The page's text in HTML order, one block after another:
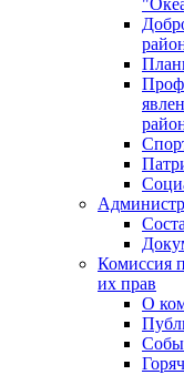
Комиссия
их прав
О